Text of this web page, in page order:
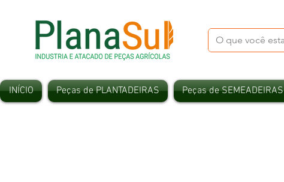
INÍCIO Peças de PLANTADEIRAS Peças de SEMEADEIRAS